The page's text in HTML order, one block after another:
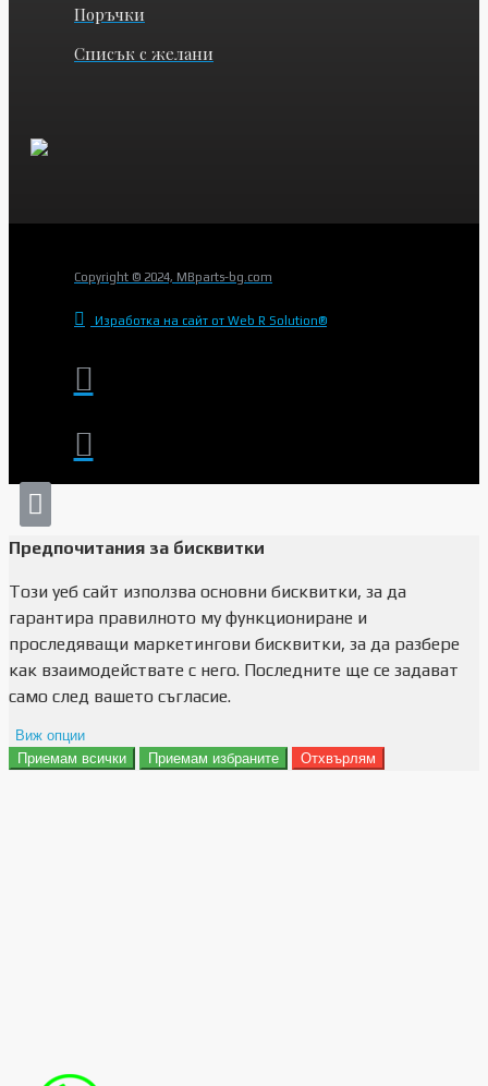
Поръчки
Списък с желани
Copyright © 2024, MBparts-bg.com
Изработка на сайт от Web R Solution®
Предпочитания за бисквитки
Този уеб сайт използва основни бисквитки, за да
гарантира правилното му функциониране и
проследяващи маркетингови бисквитки, за да разбере
как взаимодействате с него. Последните ще се задават
само след вашето съгласие.
Виж опции
Препочитания за реклами
Приемам всички Приемам избраните Отхвърлям